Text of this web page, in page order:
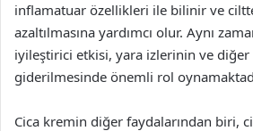
inflamatuar özellikleri ile bilinir ve
azaltılmasına yardımcı olur. Aynı
iyileştirici etkisi, yara izlerinin ve diğer
giderilmesinde önemli rol
Cica kremin diğer faydalarından biri,